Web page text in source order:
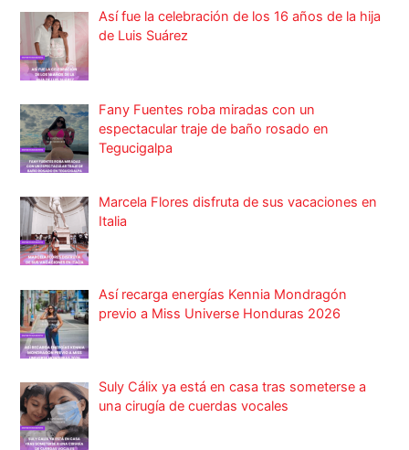
Así fue la celebración de los 16 años de la hija
de Luis Suárez
Fany Fuentes roba miradas con un
espectacular traje de baño rosado en
Tegucigalpa
Marcela Flores disfruta de sus vacaciones en
Italia
Así recarga energías Kennia Mondragón
previo a Miss Universe Honduras 2026
Suly Cálix ya está en casa tras someterse a
una cirugía de cuerdas vocales